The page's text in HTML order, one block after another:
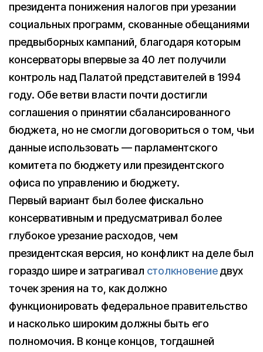
президента понижения налогов при урезании
социальных программ, скованные обещаниями
предвыборных кампаний, благодаря которым
консерваторы впервые за 40 лет получили
контроль над Палатой представителей в 1994
году. Обе ветви власти почти достигли
соглашения о принятии сбалансированного
бюджета, но не смогли договориться о том, чьи
данные использовать — парламентского
комитета по бюджету или президентского
офиса по управлению и бюджету.
Первый вариант был более фискально
консервативным и предусматривал более
глубокое урезание расходов, чем
президентская версия, но конфликт на деле был
гораздо шире и затрагивал столкновениедвух
точек зрения на то, как должно
функционировать федеральное правительство
и насколько широким должны быть его
полномочия. В конце концов, тогдашней